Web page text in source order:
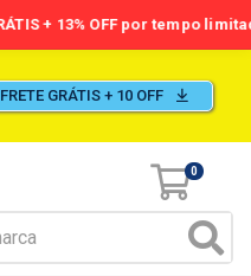
FRETE GRÁTIS + 10 OFF
0